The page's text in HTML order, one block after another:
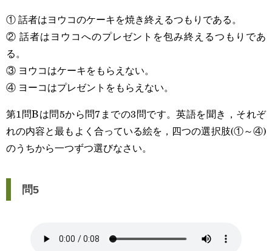
① 話者はヨウコのケーキを焼き終えるつもりである。
② 話者はヨウコへのプレゼントを包み終えるつもりであ
る。
③ ヨウコはケーキをもらえない。
④ ヨーコはプレゼントをもらえない。
第1問Bは問5から問7までの3問です。英語を聞き，それぞ
れの内容と最もよく合っている絵を，四つの選択肢(①～④)
のうちから一つずつ選びなさい。
問5